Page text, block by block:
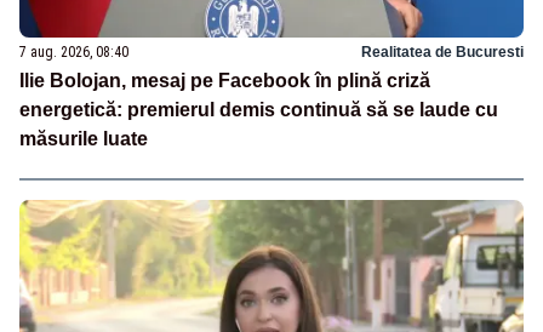
7 aug. 2026, 08:40 Realitatea de Bucuresti
Ilie Bolojan, mesaj pe Facebook în plină criză
energetică: premierul demis continuă să se laude cu
măsurile luate